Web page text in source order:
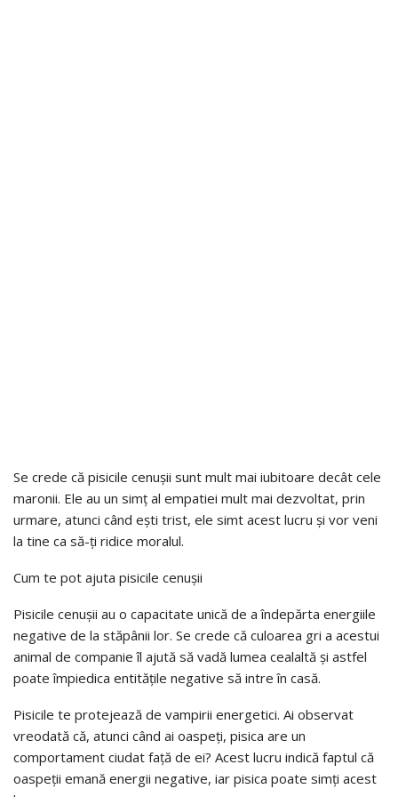
Se crede că pisicile cenușii sunt mult mai iubitoare decât cele
maronii. Ele au un simț al empatiei mult mai dezvoltat, prin
urmare, atunci când ești trist, ele simt acest lucru și vor veni
la tine ca să-ți ridice moralul.
Cum te pot ajuta pisicile cenușii
Pisicile cenușii au o capacitate unică de a îndepărta energiile
negative de la stăpânii lor. Se crede că culoarea gri a acestui
animal de companie îl ajută să vadă lumea cealaltă și astfel
poate împiedica entitățile negative să intre în casă.
Pisicile te protejează de vampirii energetici. Ai observat
vreodată că, atunci când ai oaspeți, pisica are un
comportament ciudat față de ei? Acest lucru indică faptul că
oaspeții emană energii negative, iar pisica poate simți acest